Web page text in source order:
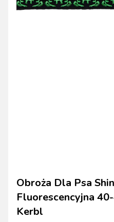
Obroża Dla Psa
Fluorescencyjna
Kerbl